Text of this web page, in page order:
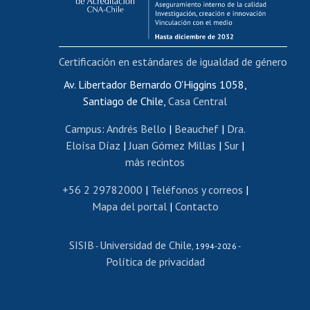
Funcionarias/os
Cursos internos de capacitación
Bienestar del personal
Portal de movilidad interna
Certificado de renta
Certificado de renta honorarios
Editar páginas blancas
Extranjeras/os
Revalidación y reconocimiento de títulos
Postulación al Programa de Movilidad Estudiantil
Cursos de español
Av. Libertador Bernardo O'Higgins 1058,
Santiago de Chile, Casa Central
Campus: Andrés Bello | Beauchef| Dra.
Eloísa Díaz |Juan Gómez Millas | Sur |
más recintos
+56 2 29782000 | Teléfonos y correos |
Mapa del portal| Contacto
SISIB - Universidad de Chile, 1994-2026 -
Política de privacidad
Certificación en estándares de igualdad de género